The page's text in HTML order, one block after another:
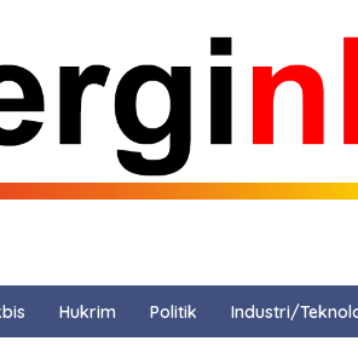
Hukrim Politik Industri/